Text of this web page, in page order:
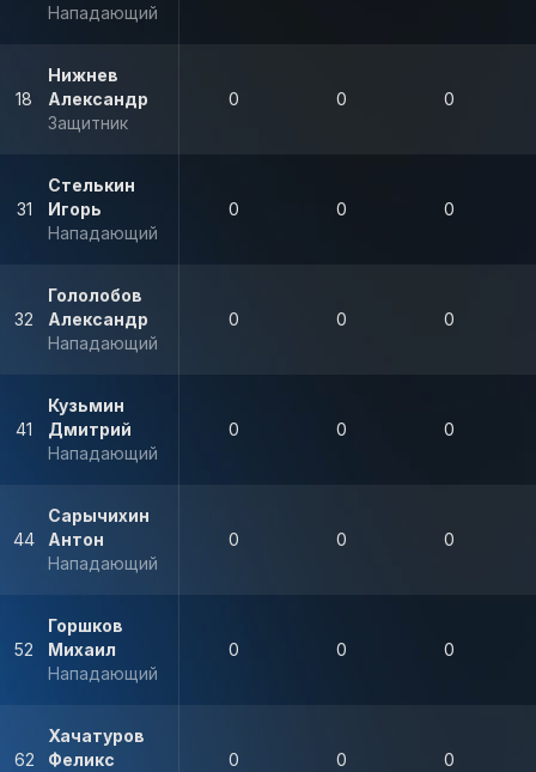
Нападающий
18
Нижнев
Александр
Защитник
0 0 0
31
Стелькин
Игорь
Нападающий
0 0 0
32
Гололобов
Александр
Нападающий
0 0 0
41
Кузьмин
Дмитрий
Нападающий
0 0 0
44
Сарычихин
Антон
Нападающий
0 0 0
52
Горшков
Михаил
Нападающий
0 0 0
62
Хачатуров
Феликс
0 0 0